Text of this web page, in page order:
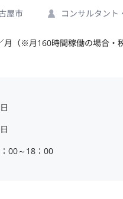
屋市 コンサルタント
月（※月160時間稼働の場合・税
00～18：00